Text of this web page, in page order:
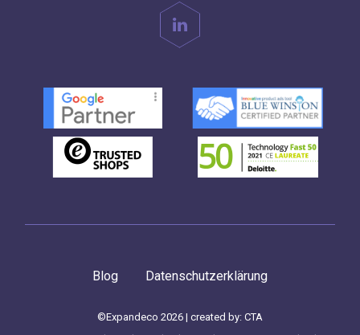
Blog Datenschutzerklärung
©Expandeco 2026 | created by: CTA